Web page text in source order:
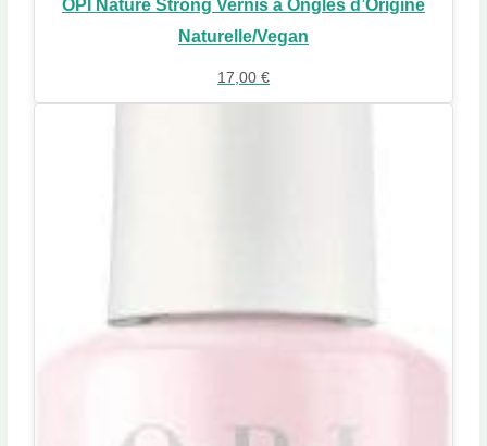
OPI Nature Strong Vernis à Ongles d’Origine
Naturelle/Vegan
17,00 €